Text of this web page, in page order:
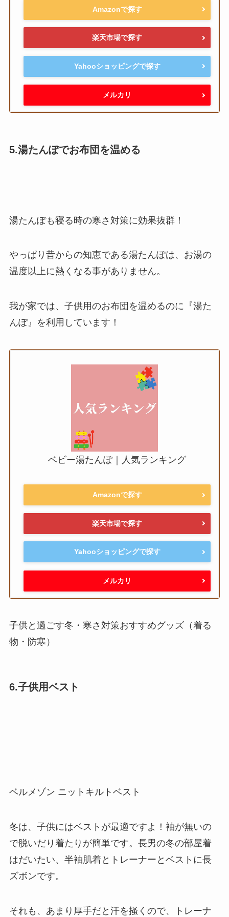
Amazonで探す
楽天市場で探す
Yahooショッピングで探す
メルカリ
5.湯たんぽでお布団を温める
湯たんぽも寝る時の寒さ対策に効果抜群！
やっぱり昔からの知恵である湯たんぽは、お湯の
温度以上に熱くなる事がありません。
我が家では、子供用のお布団を温めるのに『湯た
んぽ』を利用しています！
ベビー湯たんぽ｜人気ランキング
Amazonで探す
楽天市場で探す
Yahooショッピングで探す
メルカリ
子供と過ごす冬・寒さ対策おすすめグッズ（着る
物・防寒）
6.子供用ベスト
ベルメゾン ニットキルトベスト
冬は、子供にはベストが最適ですよ！袖が無いの
で脱いだり着たりが簡単です。長男の冬の部屋着
はだいたい、半袖肌着とトレーナーとベストに長
ズボンです。
それも、あまり厚手だと汗を掻くので、トレーナ